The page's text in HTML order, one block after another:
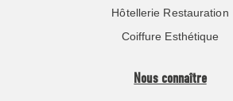
Hôtellerie Restauration
Coiffure Esthétique
Nous connaître